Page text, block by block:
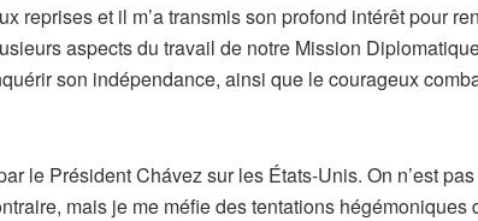
reprises et il m’a transmis son profond intérêt pour
aspects du travail de notre Mission
son indépendance, ainsi que le courageux
le Président Chávez sur les États-Unis. On n’est
mais je me méfie des tentations hégémoniques